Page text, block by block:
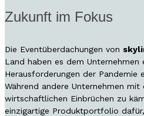
Zukunft im Fokus
Die Eventüberdachungen von
Land haben es dem Unternehmen
Herausforderungen der Pandemie
Während andere Unternehmen mit
wirtschaftlichen Einbrüchen zu
einzigartige Produktportfolio